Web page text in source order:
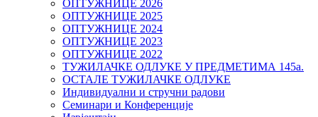
ОПТУЖНИЦЕ 2026
ОПТУЖНИЦЕ 2025
ОПТУЖНИЦЕ 2024
ОПТУЖНИЦЕ 2023
ОПТУЖНИЦЕ 2022
ТУЖИЛАЧКЕ ОДЛУКЕ У ПРЕДМЕТИМА 145а.
ОСТАЛЕ ТУЖИЛАЧКЕ ОДЛУКЕ
Индивидуални и стручни радови
Семинари и Конференције